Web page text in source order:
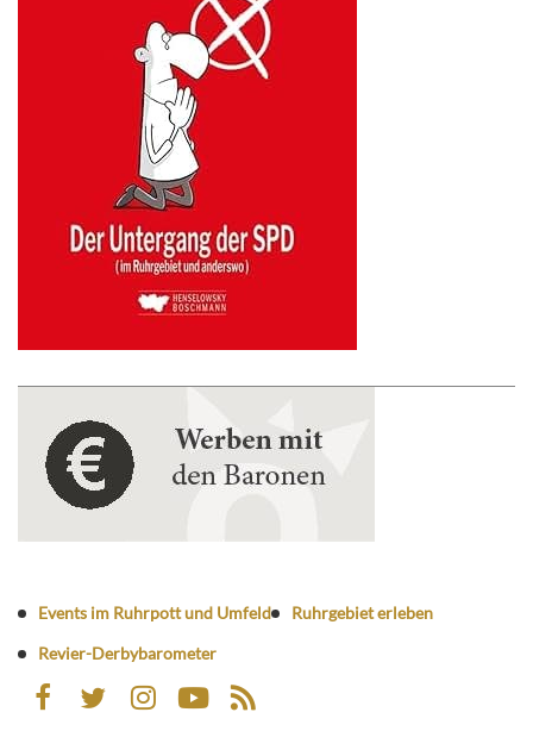
Events im Ruhrpott und Umfeld
Ruhrgebiet erleben
Revier-Derbybarometer